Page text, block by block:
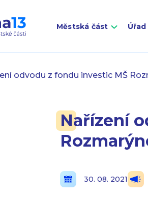
Městská část
odvodu z fondu investic MŠ
Nařízení
30. 08. 2021